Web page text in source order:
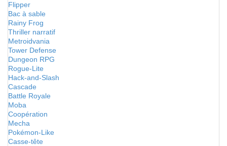
Flipper
Bac à sable
Rainy Frog
Thriller narratif
Metroidvania
Tower Defense
Dungeon RPG
Rogue-Lite
Hack-and-Slash
Cascade
Battle Royale
Moba
Coopération
Mecha
Pokémon-Like
Casse-tête